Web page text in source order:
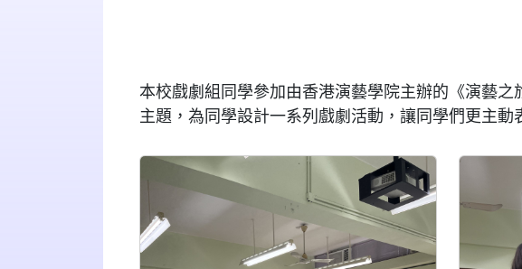
本校戲劇組同學參加由香港演藝學院主辦的《演藝
主題，為同學設計一系列戲劇活動，讓同學們更主動